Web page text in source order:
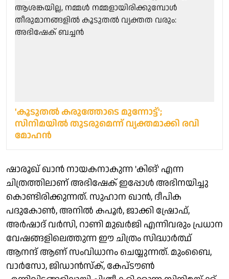
'കൂടുതല്‍ കരുത്തോടെ മുന്നോട്ട്';
സിനിമയില്‍ തുടരുമെന്ന് വ്യക്തമാക്കി രവി
മോഹന്‍
ഷാരൂഖ് ഖാൻ നായകനാകുന്ന 'കിങ്' എന്ന
ചിത്രത്തിലാണ് അഭിഷേക് ഇപ്പോൾ അഭിനയിച്ചു
കൊണ്ടിരിക്കുന്നത്. സുഹാന ഖാൻ, ദീപിക
പദുകോൺ, അനിൽ കപൂർ, ജാക്കി ഷ്രോഫ്,
അർഷാദ് വർസി, റാണി മുഖർജി എന്നിവരും പ്രധാന
വേഷങ്ങളിലെത്തുന്ന ഈ ചിത്രം സിദ്ധാർത്ഥ്
ആനന്ദ് ആണ് സംവിധാനം ചെയ്യുന്നത്. മുംബൈ,
വാർസോ, ജിഡാൻസ്ക്, കേപ്ടൗൺ